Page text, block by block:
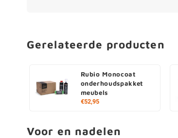
Gerelateerde producten
Rubio Monocoat
onderhoudspakket
meubels
€52,95
Voor en nadelen